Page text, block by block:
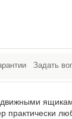
Задать
практически